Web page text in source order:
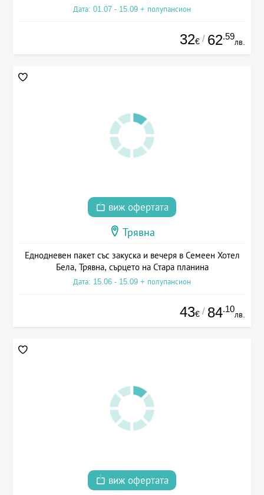
Дата: 01.07 - 15.09 + полупансион
32€ / 62.59
лв.
виж офертата
Трявна
Еднодневен пакет със закуска и вечеря в Семеен Хотел
Бела, Трявна, сърцето на Стара планина
Дата: 15.06 - 15.09 + полупансион
43€ / 84.10
лв.
виж офертата